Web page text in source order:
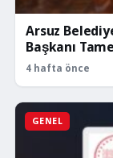
Arsuz
Başkanı
4 hafta önce
GENEL